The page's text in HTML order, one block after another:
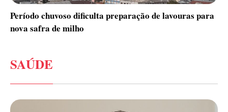
Período chuvoso dificulta preparação de lavouras para
nova safra de milho
SAÚDE